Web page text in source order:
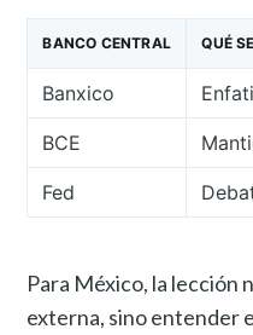
BANCO CENTRAL QUÉ
Banxico
BCE
Fed
Para México, la lección
externa, sino entender